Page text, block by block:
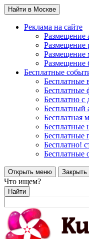
Найти в Москве
Реклама на сайте
Размещение
Размещение
Размещение
Размещение
Бесплатные
Бесплатные
Бесплатные
Бесплатно с
Бесплатный
Бесплатная
Бесплатные
Бесплатные
Бесплатно!
Бесплатные
Открыть меню
Что ищем?
Найти